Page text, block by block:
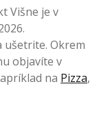
Višne je v
ušetrite. Okrem
objavíte v
na Pizza,